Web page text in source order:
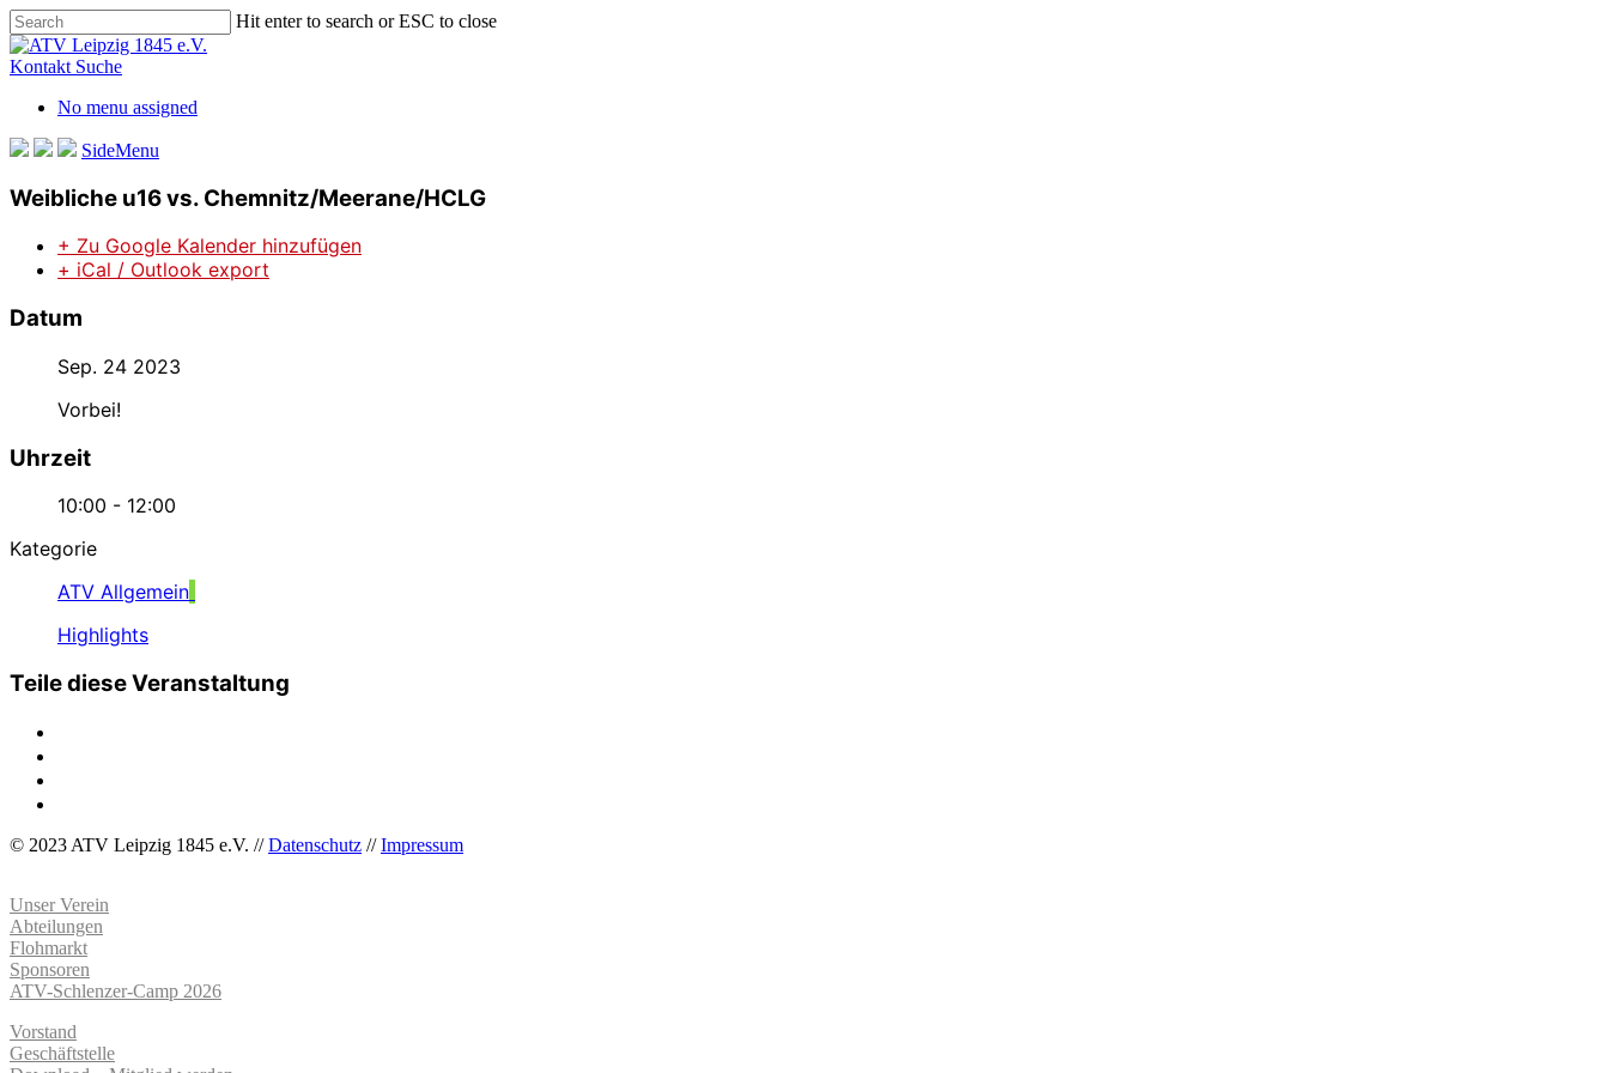
Skip
to
main
Hit enter to search or ESC to close
Close
Search
Kontakt Suche
No menu assigned
SideMenu
Weibliche u16 vs. Chemnitz/Meerane/HCLG
+ Zu Google Kalender hinzufügen
+ iCal / Outlook export
Datum
Sep. 24 2023
Vorbei!
Uhrzeit
10:00 - 12:00
Kategorie
ATV Allgemein
Highlights
Teile diese Veranstaltung
© 2023 ATV Leipzig 1845 e.V. //Datenschutz //Impressum
Unser Verein
Abteilungen
Flohmarkt
Sponsoren
ATV-Schlenzer-Camp 2026
Vorstand
Geschäftstelle